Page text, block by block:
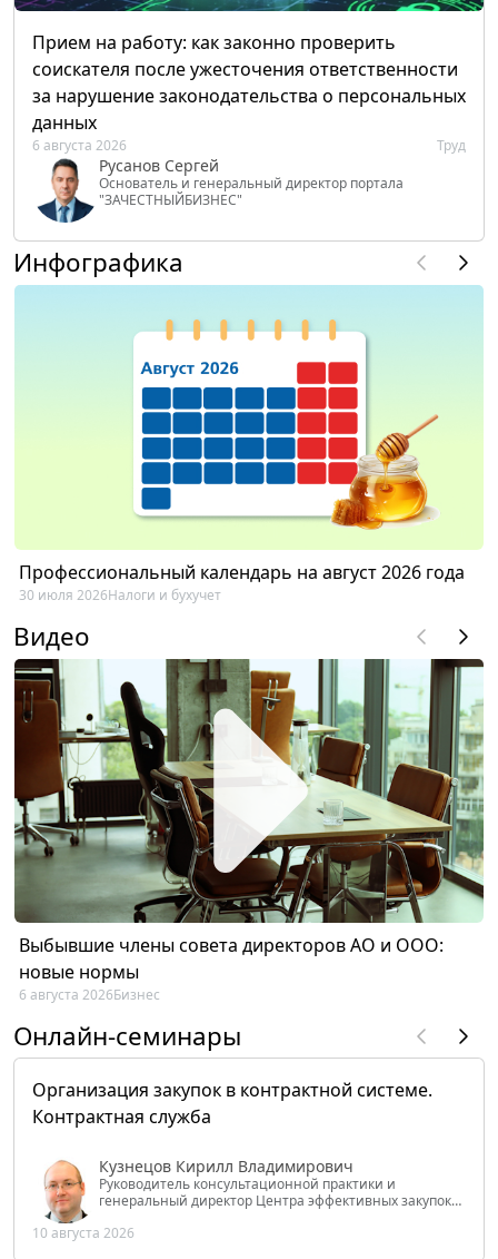
Прием на работу: как законно проверить
соискателя после ужесточения ответственности
за нарушение законодательства о персональных
данных
6 августа 2026 Труд
Русанов Сергей
Основатель и генеральный директор портала
"ЗАЧЕСТНЫЙБИЗНЕС"
Инфографика
Профессиональный календарь на август 2026 года
30 июля 2026Налоги и бухучет
Видео
Выбывшие члены совета директоров АО и ООО:
новые нормы
6 августа 2026Бизнес
Онлайн-семинары
Организация закупок в контрактной системе.
Контрактная служба
Кузнецов Кирилл Владимирович
Руководитель консультационной практики и
генеральный директор Центра эффективных закупок
РФ
10 августа 2026